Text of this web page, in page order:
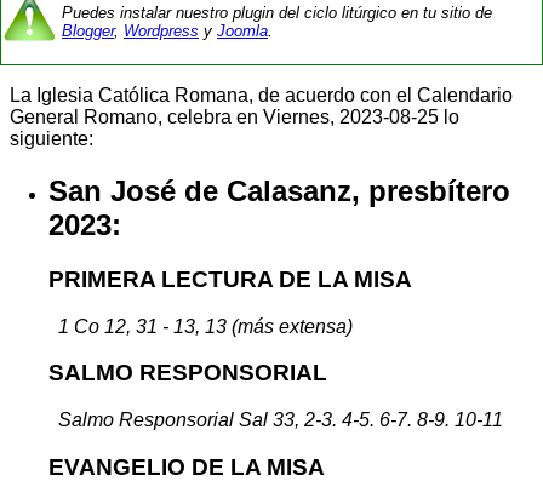
Puedes instalar nuestro plugin del ciclo litúrgico en tu sitio de
Blogger, Wordpress y Joomla.
La Iglesia Católica Romana, de acuerdo con el Calendario
General Romano, celebra en Viernes, 2023-08-25 lo
siguiente:
San José de Calasanz, presbítero
2023:
PRIMERA LECTURA DE LA MISA
1 Co 12, 31 - 13, 13 (más extensa)
SALMO RESPONSORIAL
Salmo Responsorial Sal 33, 2-3. 4-5. 6-7. 8-9. 10-11
EVANGELIO DE LA MISA